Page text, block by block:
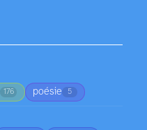
176 poésie 5